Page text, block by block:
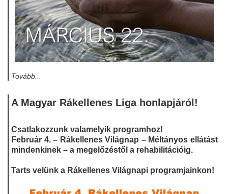
Tovább...
A Magyar Rákellenes Liga honlapjáról!
Csatlakozzunk valamelyik programhoz!
Február 4. – Rákellenes Világnap – Méltányos ellátást
mindenkinek – a megelőzéstől a rehabilitációig.
Tarts velünk a Rákellenes Világnapi programjainkon!